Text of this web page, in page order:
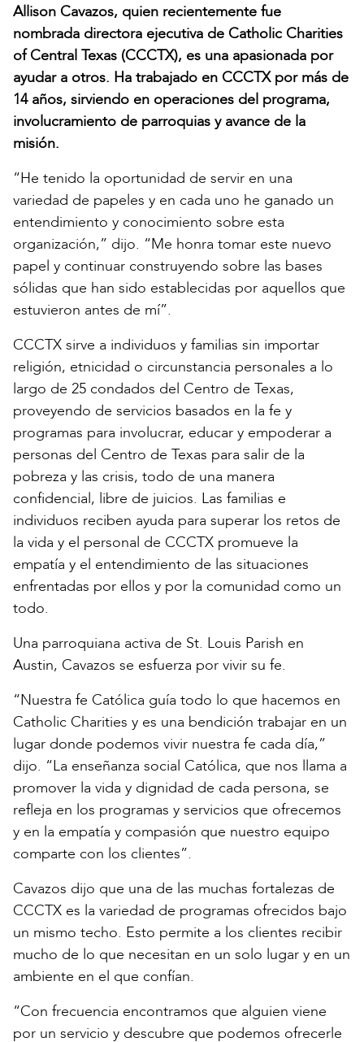
Allison Cavazos, quien recientemente fue
nombrada directora ejecutiva de Catholic Charities
of Central Texas (CCCTX), es una apasionada por
ayudar a otros. Ha trabajado en CCCTX por más de
14 años, sirviendo en operaciones del programa,
involucramiento de parroquias y avance de la
misión.
“He tenido la oportunidad de servir en una
variedad de papeles y en cada uno he ganado un
entendimiento y conocimiento sobre esta
organización,” dijo. “Me honra tomar este nuevo
papel y continuar construyendo sobre las bases
sólidas que han sido establecidas por aquellos que
estuvieron antes de mí”.
CCCTX sirve a individuos y familias sin importar
religión, etnicidad o circunstancia personales a lo
largo de 25 condados del Centro de Texas,
proveyendo de servicios basados en la fe y
programas para involucrar, educar y empoderar a
personas del Centro de Texas para salir de la
pobreza y las crisis, todo de una manera
confidencial, libre de juicios. Las familias e
individuos reciben ayuda para superar los retos de
la vida y el personal de CCCTX promueve la
empatía y el entendimiento de las situaciones
enfrentadas por ellos y por la comunidad como un
todo.
Una parroquiana activa de St. Louis Parish en
Austin, Cavazos se esfuerza por vivir su fe.
“Nuestra fe Católica guía todo lo que hacemos en
Catholic Charities y es una bendición trabajar en un
lugar donde podemos vivir nuestra fe cada día,”
dijo. “La enseñanza social Católica, que nos llama a
promover la vida y dignidad de cada persona, se
refleja en los programas y servicios que ofrecemos
y en la empatía y compasión que nuestro equipo
comparte con los clientes”.
Cavazos dijo que una de las muchas fortalezas de
CCCTX es la variedad de programas ofrecidos bajo
un mismo techo. Esto permite a los clientes recibir
mucho de lo que necesitan en un solo lugar y en un
ambiente en el que confían.
“Con frecuencia encontramos que alguien viene
por un servicio y descubre que podemos ofrecerle